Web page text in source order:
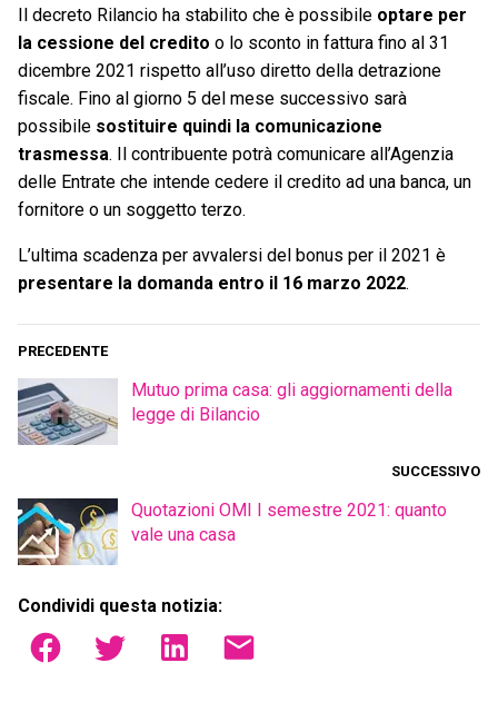
Il decreto Rilancio ha stabilito che è possibile optare per
la cessione del credito o lo sconto in fattura fino al 31
dicembre 2021 rispetto all’uso diretto della detrazione
fiscale. Fino al giorno 5 del mese successivo sarà
possibile sostituire quindi la comunicazione
trasmessa. Il contribuente potrà comunicare all’Agenzia
delle Entrate che intende cedere il credito ad una banca, un
fornitore o un soggetto terzo.
L’ultima scadenza per avvalersi del bonus per il 2021 è
presentare la domanda entro il 16 marzo 2022.
PRECEDENTE
Mutuo prima casa: gli aggiornamenti della
legge di Bilancio
SUCCESSIVO
Quotazioni OMI I semestre 2021: quanto
vale una casa
Condividi questa notizia: